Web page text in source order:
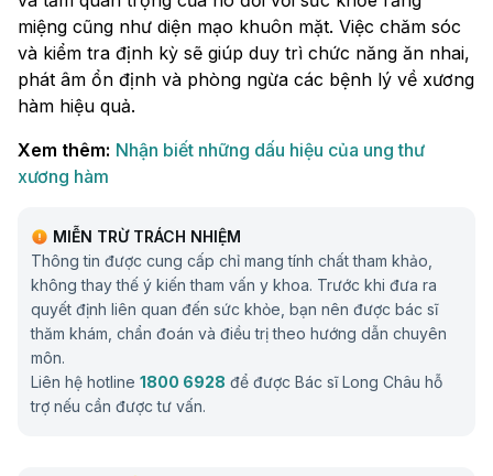
miệng cũng như diện mạo khuôn mặt. Việc chăm sóc
và kiểm tra định kỳ sẽ giúp duy trì chức năng ăn nhai,
phát âm ổn định và phòng ngừa các bệnh lý về xương
hàm hiệu quả.
Xem thêm: Nhận biết những dấu hiệu của ung thư
xương hàm
MIỄN TRỪ TRÁCH NHIỆM
Thông tin được cung cấp chỉ mang tính chất tham khảo,
không thay thế ý kiến tham vấn y khoa. Trước khi đưa ra
quyết định liên quan đến sức khỏe, bạn nên được bác sĩ
thăm khám, chẩn đoán và điều trị theo hướng dẫn chuyên
môn.
Liên hệ hotline 1800 6928 để được Bác sĩ Long Châu hỗ
trợ nếu cần được tư vấn.